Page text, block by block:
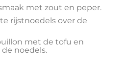
met zout en peper.
rijstnoedels over de
met de tofu en
noedels.